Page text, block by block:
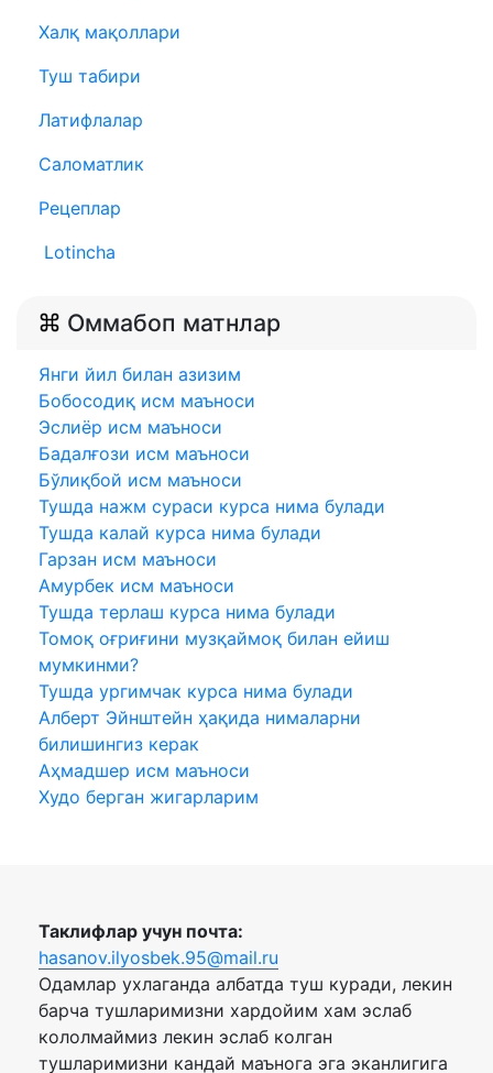
Халқ мақоллари
Туш табири
Латифлалар
Саломатлик
Рецеплар
Lotincha
Оммабоп матнлар
Янги йил билан азизим
Бобосодиқ исм маъноси
Эслиёр исм маъноси
Бадалғози исм маъноси
Бўлиқбой исм маъноси
Тушда нажм сураси курса нима булади
Тушда калай курса нима булади
Гарзан исм маъноси
Амурбек исм маъноси
Тушда терлаш курса нима булади
Томоқ оғриғини музқаймоқ билан ейиш
мумкинми?
Тушда ургимчак курса нима булади
Алберт Эйнштейн ҳақида нималарни
билишингиз керак
Аҳмадшер исм маъноси
Худо берган жигарларим
Таклифлар учун почта:
hasanov.ilyosbek.95@mail.ru
Одамлар ухлаганда албатда туш куради, лекин
барча тушларимизни хардойим хам эслаб
кололмаймиз лекин эслаб колган
тушларимизни кандай маънога эга эканлигига